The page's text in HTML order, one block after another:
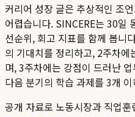
커리어 성장 글은 추상적인 조
어렵습니다. SINCERE는 30일
선순위, 회고 지표를 함께 봅니
의 기대치를 정리하고, 2주차
며, 3주차에는 강점이 드러난
다음 분기의 학습 과제를 3개
공개 자료로 노동시장과 직업